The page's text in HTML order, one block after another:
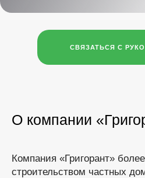
СВЯЗАТЬСЯ С
О компании
Компания «Григорант»
строительством частных